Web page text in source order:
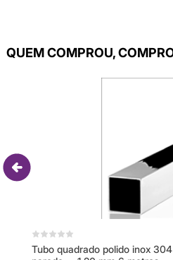
QUEM COMPROU,
Tubo quadrado polido inox 304